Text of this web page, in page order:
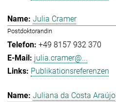
Julia Cramer
Postdoktorandin
+49 8157 932 370
julia.cramer@...
Publikationsreferenzen
Juliana da Costa Araújo